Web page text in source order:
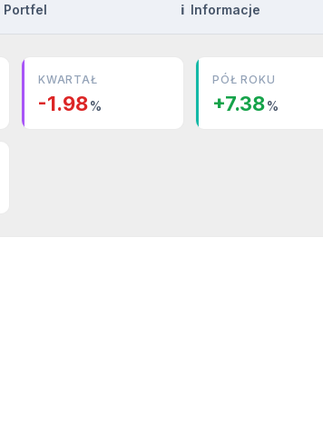
Portfel ℹ️ Informacje
KWARTAŁ
-1.98%
PÓŁ ROKU
+7.38%